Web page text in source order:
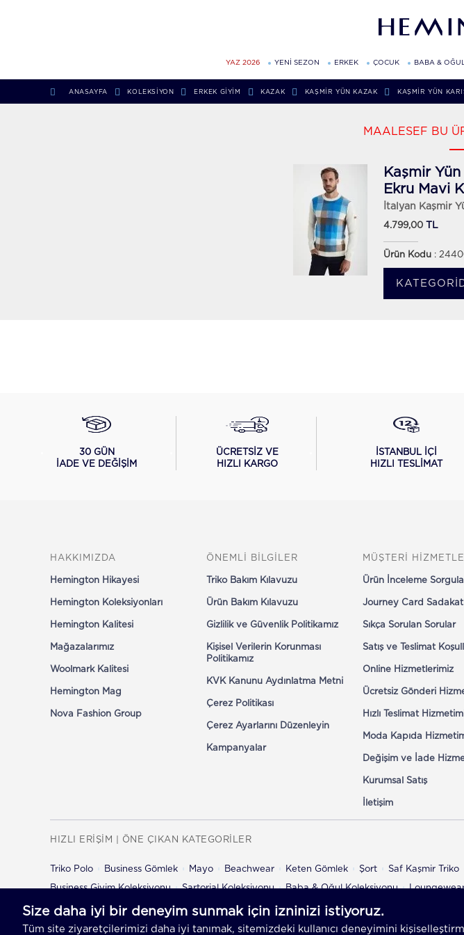
YAZ 2026 YENİ SEZON ERKEK ÇOCUK BABA &
ANASAYFA KOLEKSIYON ERKEK GIYIM KAZAK KAŞMIR YÜN KAZAK KAŞMIR YÜN
MAALESEF BU
Kaşmir Yün
Ekru Mavi
İtalyan Kaşmir
4.799,00 TL
Ürün Kodu :
30 GÜN
İADE VE DEĞİŞİM
ÜCRETSİZ VE
HIZLI KARGO
İSTANBUL İÇİ
HIZLI TESLİMAT
HAKKIMIZDA
Hemington Hikayesi
Hemington Koleksiyonları
Hemington Kalitesi
Mağazalarımız
Woolmark Kalitesi
Hemington Mag
Nova Fashion Group
ÖNEMLİ BİLGİLER
Triko Bakım Kılavuzu
Ürün Bakım Kılavuzu
Gizlilik ve Güvenlik Politikamız
Kişisel Verilerin Korunması
Politikamız
KVK Kanunu Aydınlatma Metni
Çerez Politikası
Çerez Ayarlarını Düzenleyin
Kampanyalar
MÜŞTERİ
Ürün İnceleme
Journey Card Sadakat
Sıkça Sorulan Sorular
Satış ve Teslimat
Online Hizmetlerimiz
Ücretsiz Gönderi
Hızlı Teslimat
Moda Kapıda
Değişim ve İade
Kurumsal Satış
İletişim
HIZLI ERİŞİM | ÖNE ÇIKAN KATEGORİLER
Triko Polo Business Gömlek Mayo Beachwear Keten Gömlek Şort Saf Kaşmir Triko
Business Giyim Koleksiyonu Sartorial Koleksiyonu Baba & Oğul Koleksiyonu
Çocuk Şort Çocuk Pantolon